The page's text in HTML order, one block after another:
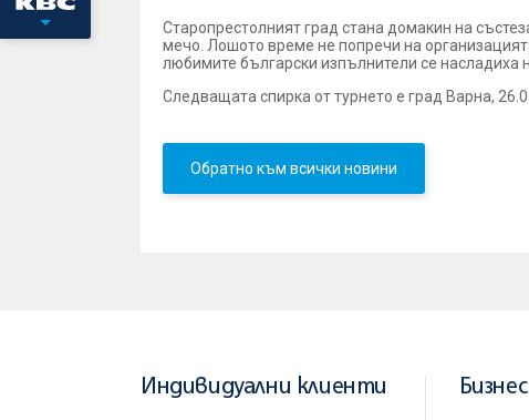
Старопрестолният град стана домакин на
мечо. Лошото време не попречи на
любимите български изпълнители се насладиха
Следващата спирка от турнето е град Варна,
Обратно към всички новини
Индивидуални клиенти